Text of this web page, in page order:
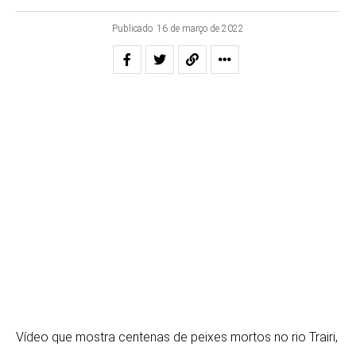
Publicado 16 de março de 2022
Vídeo que mostra centenas de peixes mortos no rio Trairi,